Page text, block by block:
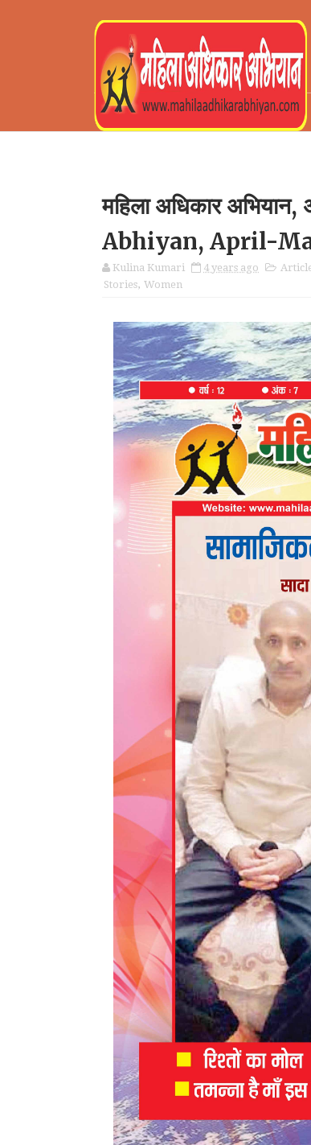
महिला अधिकार
Abhiyan, April-
Kulina Kumari 4 years ago
Stories, Women